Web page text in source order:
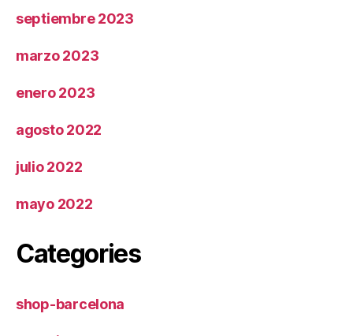
septiembre 2023
marzo 2023
enero 2023
agosto 2022
julio 2022
mayo 2022
Categories
shop-barcelona